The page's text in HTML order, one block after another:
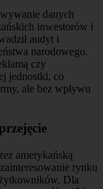
danych
inwestorów i
audyt i
narodowego.
czy
jednostki, co
ale bez wpływu
amerykańską
rynku
Dla